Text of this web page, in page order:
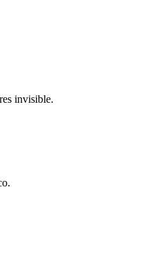
invisible.